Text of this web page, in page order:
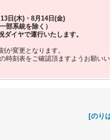
日(木)・8月14日(金)
部系統を除く）
ダイヤで運行いたします。
が変更となります。
時刻表をご確認頂ますようお願いい
[のり